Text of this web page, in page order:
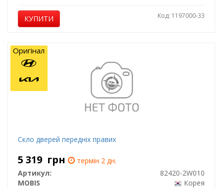
КУПИТИ Код: 1197000-33
Скло дверей передніх правих
5 319 грн
термін 2 дн.
Артикул:
82420-2W010
MOBIS
Корея
Оригінал